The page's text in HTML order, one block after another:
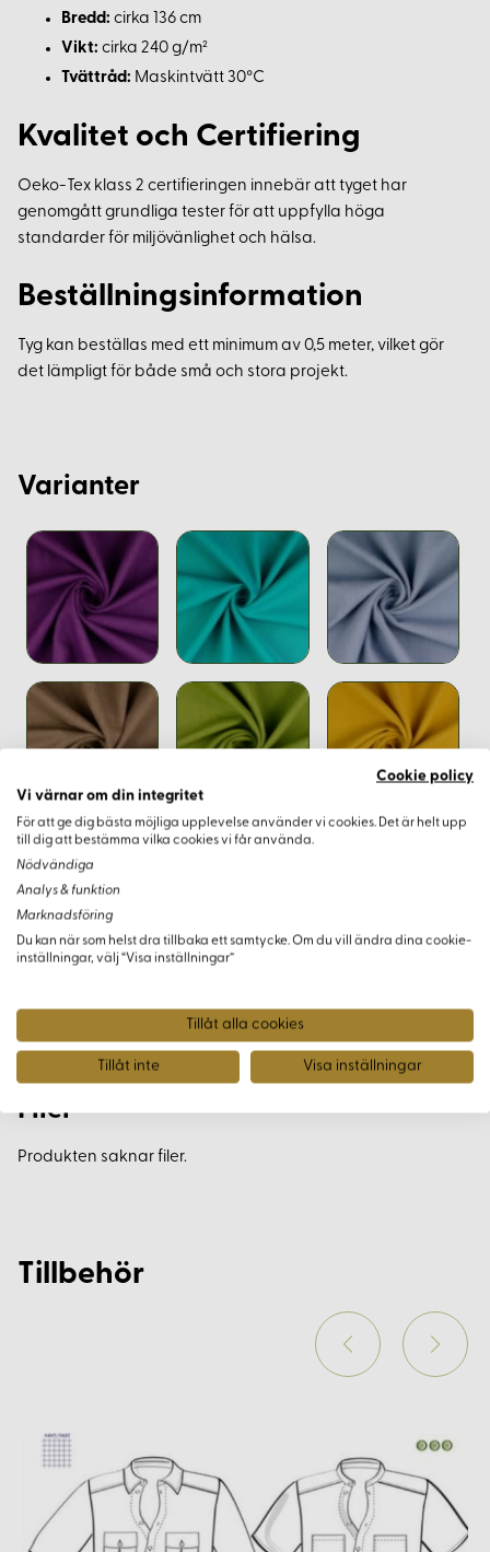
Bredd: cirka 136 cm
Vikt: cirka 240 g/m²
Tvättråd: Maskintvätt 30°C
Kvalitet och Certifiering
Oeko-Tex klass 2 certifieringen innebär att tyget har
genomgått grundliga tester för att uppfylla höga
standarder för miljövänlighet och hälsa.
Beställningsinformation
Tyg kan beställas med ett minimum av 0,5 meter, vilket gör
det lämpligt för både små och stora projekt.
Varianter
Filer
Produkten saknar filer.
Tillbehör
Cookie policy
Vi värnar om din integritet
För att ge dig bästa möjliga upplevelse använder vi cookies. Det är helt upp
till dig att bestämma vilka cookies vi får använda.
Nödvändiga
Analys & funktion
Marknadsföring
Du kan när som helst dra tillbaka ett samtycke. Om du vill ändra dina cookie-
inställningar, välj “Visa inställningar”
Tillåt alla cookies
Tillåt inte Visa inställningar